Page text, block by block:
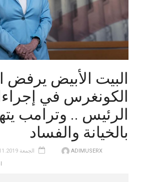
البيت الأبيض يرفض
الكونغرس في
الرئيس .. وترامب
بالخيانة والفساد
POSTED: الجمعة 10.11.2019 11:19 ص
ADIMUSERX